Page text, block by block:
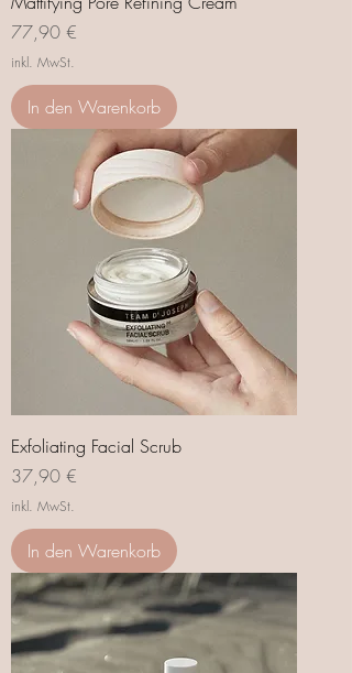
Preis
77,90 €
inkl. MwSt.
In den Warenkorb
Exfoliating Facial Scrub
Preis
37,90 €
inkl. MwSt.
In den Warenkorb